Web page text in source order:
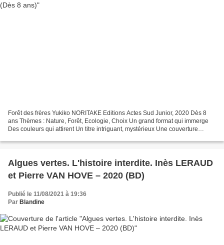
Forêt des frères Yukiko NORITAKE Editions Actes Sud Junior, 2020 Dès 8
ans Thèmes : Nature, Forêt, Ecologie, Choix Un grand format qui immerge
Des couleurs qui attirent Un titre intriguant, mystérieux Une couverture
Algues vertes. L'histoire interdite. Inès LERAUD
et Pierre VAN HOVE – 2020 (BD)
Publié le 11/08/2021 à 19:36
Par Blandine